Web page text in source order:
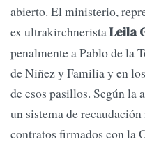
abierto. El ministerio,
ex ultrakirchnerista Leila
penalmente a Pablo de la
de Niñez y Familia y en
de esos pasillos. Según la
un sistema de
contratos firmados con la